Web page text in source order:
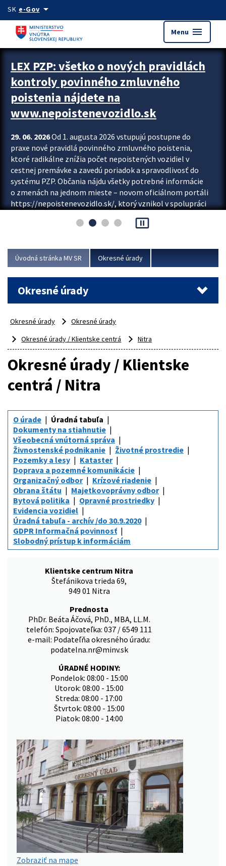
Preskocit na hlavný obsah
SK e-Govarrow_drop_down
Menu menu
Zastavit automatický posun upútavok
LEX PZP: všetko o nových pravidlách
kontroly povinného zmluvného
poistenia nájdete na
www.nepoistenevozidlo.sk
29. 06. 2026Od 1. augusta 2026 vstupujú postupne do
praxe nové pravidlá povinného zmluvného poistenia,
ktoré radikálne znížia počet nepoistených vozidiel v
cestnej premávke a zavedú poriadok a spravodlivosť do
systému PZP. Občania nájdu všetky potrebné informácie
o zmenách na jednom mieste – novom oficiálnom portáli
https://nepoistenevozidlo.sk/, ktorý vznikol v spolupráci
asociácie poisťovní (SLASPO) a Ministerstva vnútra SR.
Viac
pause_presentation
Úvodná stránka MV SR Okresné úrady
Okresné úrady
Okresné úrady
Okresné úrady
Okresné úrady / Klientske centrá
Nitra
Okresné úrady / Klientske
centrá / Nitra
O úrade
Úradná tabuľa
Dokumenty na stiahnutie
Všeobecná vnútorná správa
Živnostenské podnikanie
Životné prostredie
Pozemky a lesy
Kataster
Doprava a pozemné komunikácie
Organizačný odbor
Krízové riadenie
Obrana štátu
Majetkovoprávny odbor
Bytová politika
Opravné prostriedky
Evidencia vozidiel
Úradná tabuľa - archív /do 30.9.2020
GDPR Informačná povinnosť
Slobodný prístup k informáciám
Klientske centrum Nitra
Štefánikova trieda 69,
949 01 Nitra
Prednosta
PhDr. Beáta Áčová, PhD., MBA, LL.M.
telefón: Spojovateľka: 037 / 6549 111
e-mail: Podateľňa okresného úradu:
podatelna.nr@minv.sk
ÚRADNÉ HODINY:
Pondelok: 08:00 - 15:00
Utorok: 08:00 - 15:00
Streda: 08:00 - 17:00
Štvrtok: 08:00 - 15:00
Piatok: 08:00 - 14:00
Zobraziť na mape